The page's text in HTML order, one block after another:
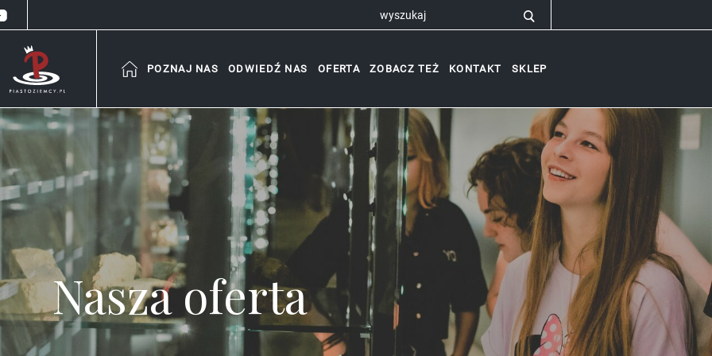
POZNAJ NAS ODWIEDŹ NAS OFERTA ZOBACZ TEŻ KONTAKT SKLEP
Nasza oferta